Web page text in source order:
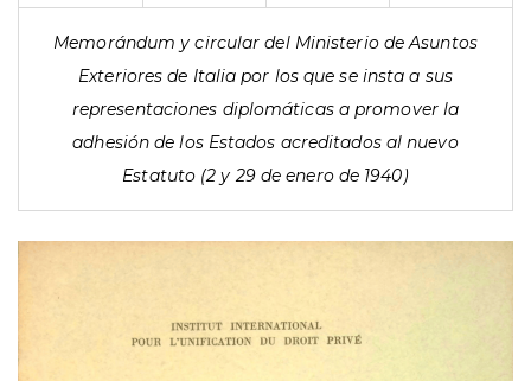
Memorándum y circular del Ministerio de Asuntos
Exteriores de Italia por los que se insta a sus
representaciones diplomáticas a promover la
adhesión de los Estados acreditados al nuevo
Estatuto (2 y 29 de enero de 1940)